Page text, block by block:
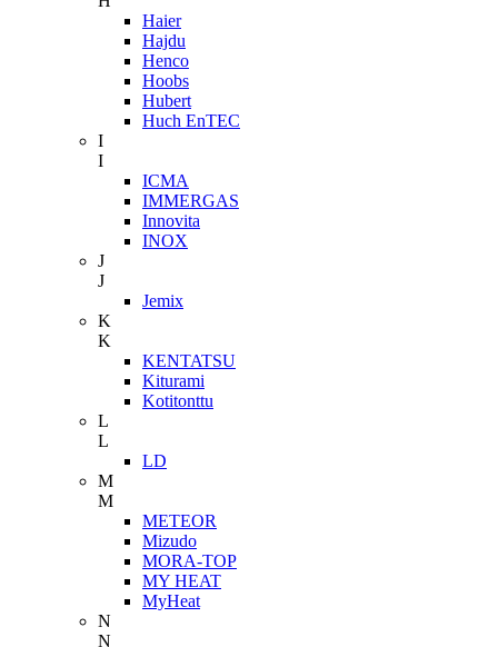
Haier
Hajdu
Henco
Hoobs
Hubert
Huch EnTEC
I
I
ICMA
IMMERGAS
Innovita
INOX
J
J
Jemix
K
K
KENTATSU
Kiturami
Kotitonttu
L
L
LD
M
M
METEOR
Mizudo
MORA-TOP
MY HEAT
MyHeat
N
N